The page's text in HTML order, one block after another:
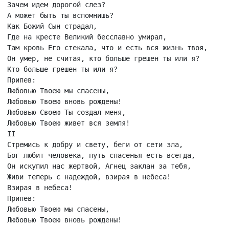
Зачем идем дорогой слез?
А может быть ты вспомнишь?
Как Божий Сын страдал,
Где на кресте Великий бесславно умирал,
Там кровь Его стекала, что и есть вся жизнь твоя,
Он умер, не считая, кто больше грешен ты или я?
Кто больше грешен ты или я?
Припев:
Любовью Твоею мы спасены,
Любовью Твоею вновь рождены!
Любовью Своею Ты создал меня,
Любовью Твоею живет вся земля!
II
Стремись к добру и свету, беги от сети зла,
Бог любит человека, путь спасенья есть всегда,
Он искупил нас жертвой, Агнец заклан за тебя,
Живи теперь с надеждой, взирая в небеса!
Взирая в небеса!
Припев:
Любовью Твоею мы спасены,
Любовью Твоею вновь рождены!